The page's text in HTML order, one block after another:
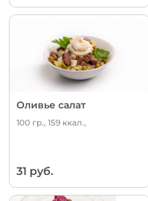
Оливье салат
100 гр., 159 ккал.,
31 руб.